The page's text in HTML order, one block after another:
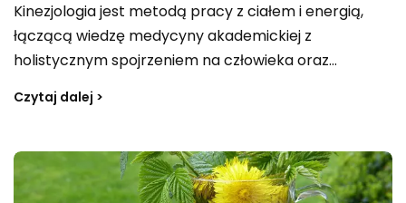
Kinezjologia jest metodą pracy z ciałem i energią,
łączącą wiedzę medycyny akademickiej z
holistycznym spojrzeniem na człowieka oraz
czerpie z wielu dziedzin — od fizyki, biologii i chemii, po
Dzięki temu ma wspierać organizm w sprawniejszym
powrocie do zdrowia.
Czytaj dalej >